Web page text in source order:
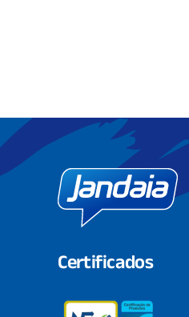
Certificados